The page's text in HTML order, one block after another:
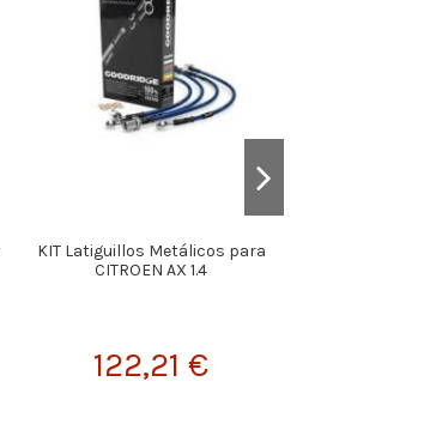
KIT Latiguillos Metálicos para
CITROEN AX 1.4
122,21 €